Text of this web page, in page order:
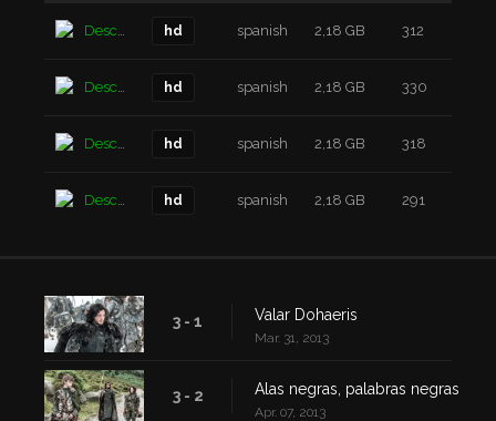
Descarga hd spanish 2,18 GB 312
Descarga hd spanish 2,18 GB 330
Descarga hd spanish 2,18 GB 318
Descarga hd spanish 2,18 GB 291
3 - 1 Valar Dohaeris
Mar. 31, 2013
3 - 2 Alas negras, palabras negras
Apr. 07, 2013